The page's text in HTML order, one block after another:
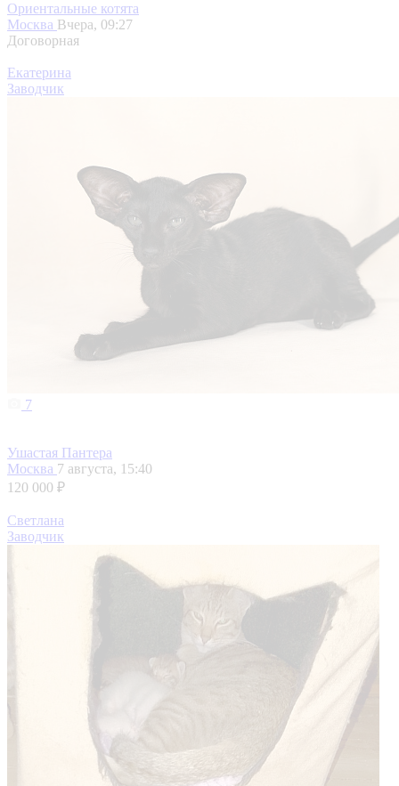
Ориентальные котята
Москва Вчера, 09:27
Договорная
Екатерина
Заводчик
7
Ушастая Пантера
Москва 7 августа, 15:40
120 000 ₽
Светлана
Заводчик